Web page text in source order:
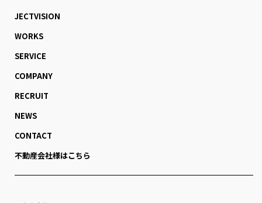
JECTVISION
WORKS
SERVICE
COMPANY
RECRUIT
NEWS
CONTACT
不動産会社様はこちら